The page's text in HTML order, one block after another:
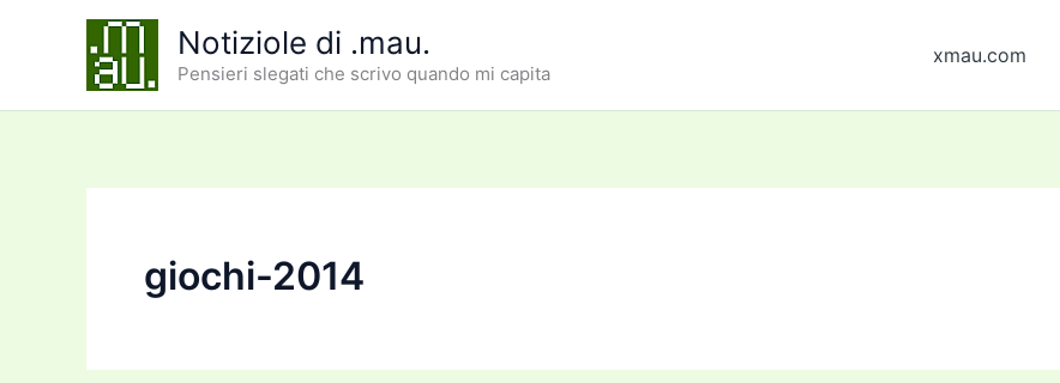
Notiziole di .mau.
Pensieri slegati che scrivo quando mi capita
xmau.com
giochi-2014